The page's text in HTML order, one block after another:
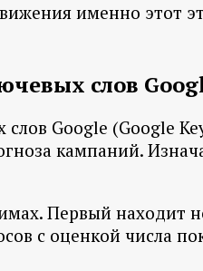
именно этот
слов
Google (Google
кампаний.
Первый находит
с оценкой числа